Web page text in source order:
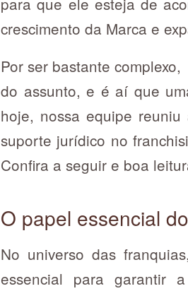
crescimento da Marca e
Por ser bastante
do assunto, e é aí que
hoje, nossa equipe
suporte jurídico no
Confira a seguir e boa
O papel essencial
No universo das
essencial para garantir